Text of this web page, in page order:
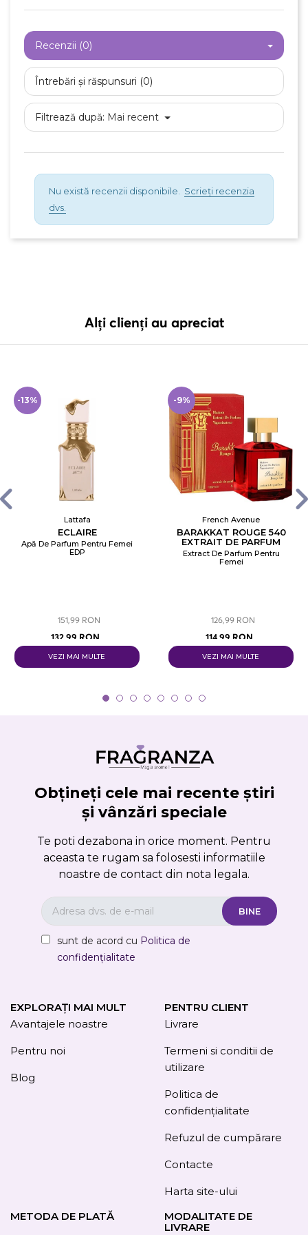
Recenzii (0)
Întrebări și răspunsuri (0)
Filtrează după: Mai recent
Nu există recenzii disponibile. Scrieți recenzia
dvs.
Alți clienți au apreciat
-13%
Lattafa
ECLAIRE
Apă De Parfum Pentru Femei
EDP
151,99 RON
132,99 RON
VEZI MAI MULTE
-9%
French Avenue
BARAKKAT ROUGE 540
EXTRAIT DE PARFUM
Extract De Parfum Pentru
Femei
126,99 RON
114,99 RON
VEZI MAI MULTE
Obțineți cele mai recente știri
și vânzări speciale
Te poti dezabona in orice moment. Pentru
aceasta te rugam sa folosesti informatiile
noastre de contact din nota legala.
sunt de acord cu Politica de
confidențialitate
EXPLORAȚI MAI MULT
Avantajele noastre
Pentru noi
Blog
PENTRU CLIENT
Livrare
Termeni si conditii de
utilizare
Politica de
confidențialitate
Refuzul de cumpărare
Contacte
Harta site-ului
METODA DE PLATĂ
MODALITATE DE
LIVRARE